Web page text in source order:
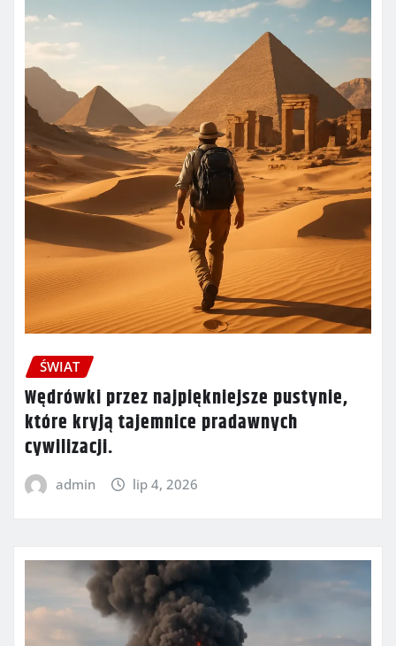
ŚWIAT
Wędrówki przez najpiękniejsze pustynie,
które kryją tajemnice pradawnych
cywilizacji.
admin lip 4, 2026